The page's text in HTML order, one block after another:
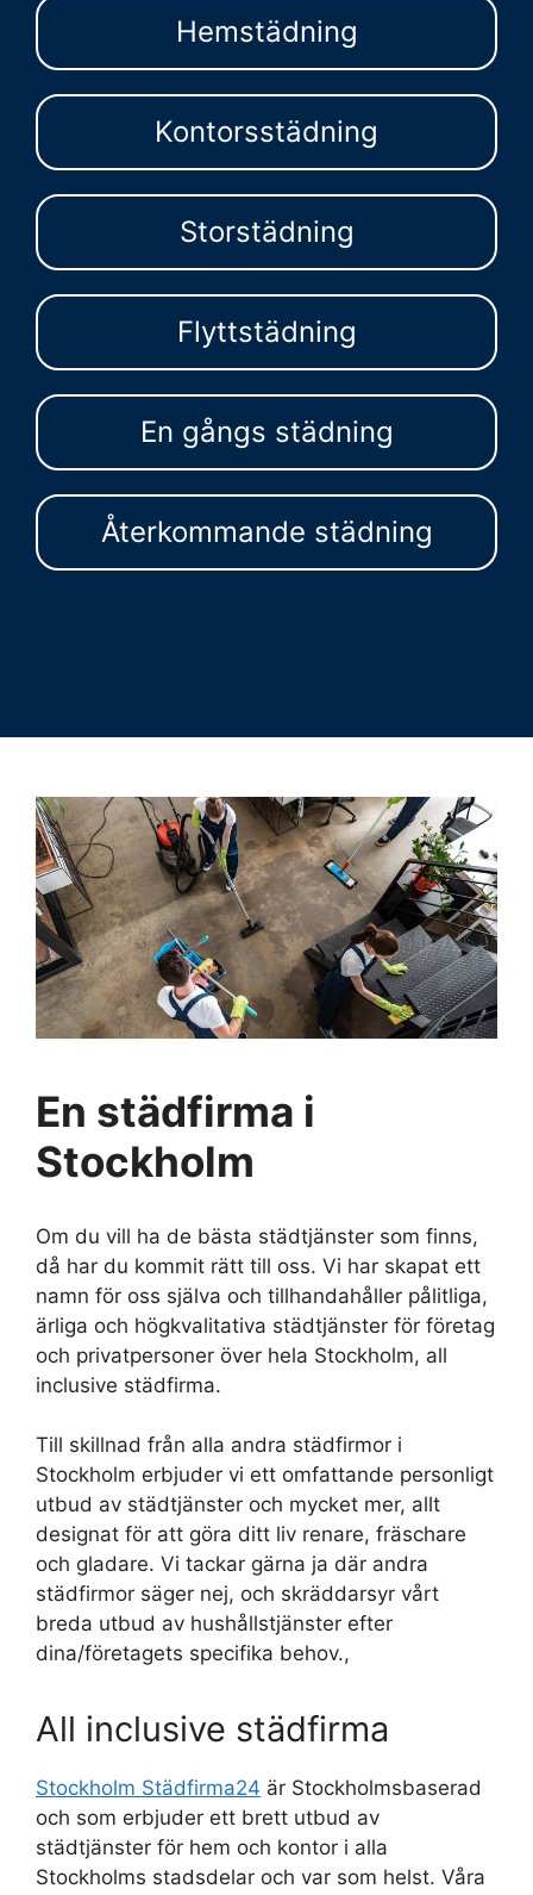
Hemstädning
Kontorsstädning
Storstädning
Flyttstädning
En gångs städning
Återkommande städning
En städfirma i
Stockholm
Om du vill ha de bästa städtjänster som finns,
då har du kommit rätt till oss. Vi har skapat ett
namn för oss själva och tillhandahåller pålitliga,
ärliga och högkvalitativa städtjänster för företag
och privatpersoner över hela Stockholm, all
inclusive städfirma.
Till skillnad från alla andra städfirmor i
Stockholm erbjuder vi ett omfattande personligt
utbud av städtjänster och mycket mer, allt
designat för att göra ditt liv renare, fräschare
och gladare. Vi tackar gärna ja där andra
städfirmor säger nej, och skräddarsyr vårt
breda utbud av hushållstjänster efter
dina/företagets specifika behov.,
All inclusive städfirma
Stockholm Städfirma24 är Stockholmsbaserad
och som erbjuder ett brett utbud av
städtjänster för hem och kontor i alla
Stockholms stadsdelar och var som helst. Våra